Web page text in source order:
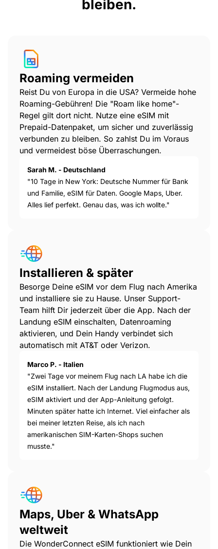
bleiben.
Roaming vermeiden
Reist Du von Europa in die USA? Vermeide hohe
Roaming-Gebühren! Die "Roam like home"-
Regel gilt dort nicht. Nutze eine eSIM mit
Prepaid-Datenpaket, um sicher und zuverlässig
verbunden zu bleiben. So zahlst Du im Voraus
und vermeidest böse Überraschungen.
Sarah M. - Deutschland
"10 Tage in New York: Deutsche Nummer für Bank
und Familie, eSIM für Daten. Google Maps, Uber.
Alles lief perfekt. Genau das, was ich wollte."
Installieren & später
Besorge Deine eSIM vor dem Flug nach Amerika
und installiere sie zu Hause. Unser Support-
Team hilft Dir jederzeit über die App. Nach der
Landung eSIM einschalten, Datenroaming
aktivieren, und Dein Handy verbindet sich
automatisch mit AT&T oder Verizon.
Marco P. - Italien
"Zwei Tage vor meinem Flug nach LA habe ich die
eSIM installiert. Nach der Landung Flugmodus aus,
eSIM aktiviert und der App-Anleitung gefolgt.
Minuten später hatte ich Internet. Viel einfacher als
bei meiner letzten Reise, als ich nach
amerikanischen SIM-Karten-Shops suchen
musste."
Maps, Uber & WhatsApp
weltweit
Die WonderConnect eSIM funktioniert wie Dein